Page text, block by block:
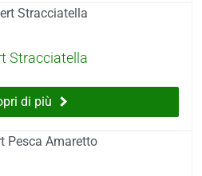
Stracciatella
di più